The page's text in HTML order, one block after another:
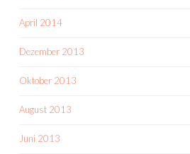
April 2014
Dezember 2013
Oktober 2013
August 2013
Juni 2013